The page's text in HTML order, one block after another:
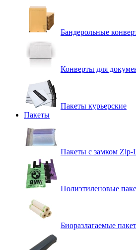
Бандерольные
Конверты для
Пакеты курьерские
Пакеты
Пакеты с замком Zip-
Полиэтиленовые
Биоразлагаемые